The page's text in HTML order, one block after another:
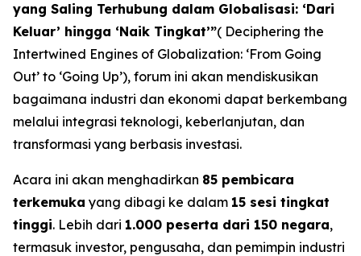
yang Saling Terhubung dalam Globalisasi: ‘Dari
Keluar’ hingga ‘Naik Tingkat’”( Deciphering the
Intertwined Engines of Globalization: ‘From Going
Out’ to ‘Going Up’), forum ini akan mendiskusikan
bagaimana industri dan ekonomi dapat berkembang
melalui integrasi teknologi, keberlanjutan, dan
transformasi yang berbasis investasi.
Acara ini akan menghadirkan 85 pembicara
terkemuka yang dibagi ke dalam 15 sesi tingkat
tinggi. Lebih dari 1.000 peserta dari 150 negara,
termasuk investor, pengusaha, dan pemimpin industri